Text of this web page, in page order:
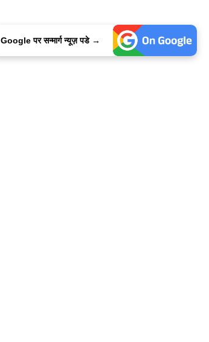
Google पर सन्मार्ग न्यूज़ पडे →